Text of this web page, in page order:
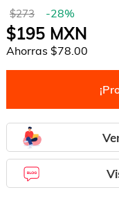
$273 -28%
$195MXN
Ahorras $78.00